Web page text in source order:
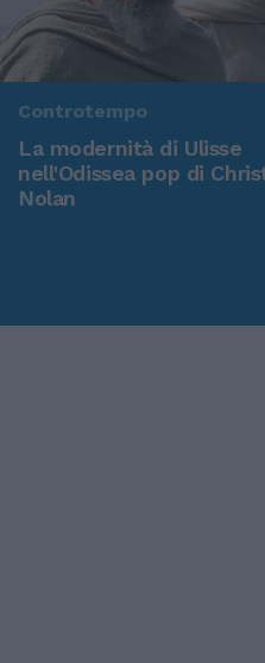
Controtempo
La modernità di Ulisse
nell'Odissea pop di
Nolan